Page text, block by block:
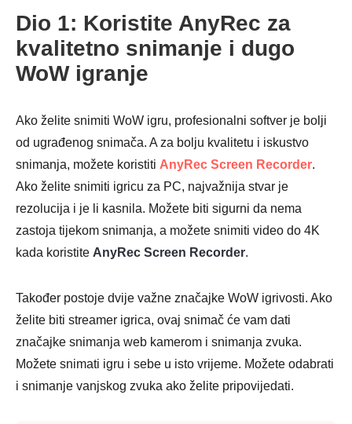
Dio 1: Koristite AnyRec za
kvalitetno snimanje i dugo
WoW igranje
Ako želite snimiti WoW igru, profesionalni softver je bolji
od ugrađenog snimača. A za bolju kvalitetu i iskustvo
snimanja, možete koristiti AnyRec Screen Recorder.
Ako želite snimiti igricu za PC, najvažnija stvar je
rezolucija i je li kasnila. Možete biti sigurni da nema
zastoja tijekom snimanja, a možete snimiti video do 4K
kada koristite AnyRec Screen Recorder.
Također postoje dvije važne značajke WoW igrivosti. Ako
želite biti streamer igrica, ovaj snimač će vam dati
značajke snimanja web kamerom i snimanja zvuka.
Možete snimati igru i sebe u isto vrijeme. Možete odabrati
i snimanje vanjskog zvuka ako želite pripovijedati.